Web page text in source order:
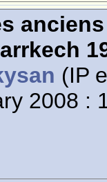
(IP
2008 :